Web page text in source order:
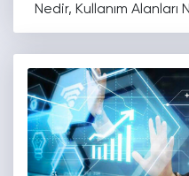
Nedir, Kullanım Alanları